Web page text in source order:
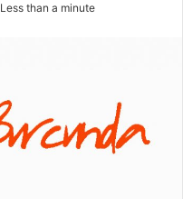
Less than a minute